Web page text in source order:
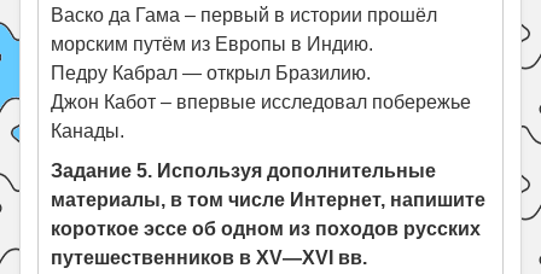
Васко да Гама – первый в истории прошёл
морским путём из Европы в Индию.
Педру Кабрал — открыл Бразилию.
Джон Кабот – впервые исследовал побережье
Канады.
Задание 5. Используя дополнительные
материалы, в том числе Интернет, напишите
короткое эссе об одном из походов русских
путешественников в XV—XVI вв.